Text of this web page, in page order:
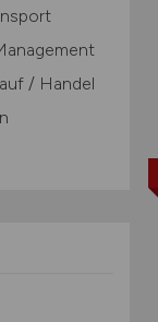
/ Handel